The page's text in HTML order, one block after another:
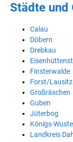
Städte und
Calau
Döbern
Drebkau
Finsterwalde
Forst/Lausitz
Großräschen
Guben
Jüterbog
Königs-
Landkreis